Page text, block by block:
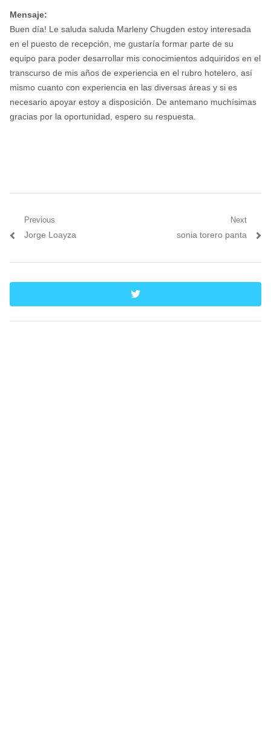
Mensaje:
Buen día! Le saluda saluda Marleny Chugden estoy interesada
en el puesto de recepción, me gustaría formar parte de su
equipo para poder desarrollar mis conocimientos adquiridos en el
transcurso de mis años de experiencia en el rubro hotelero, así
mismo cuanto con experiencia en las diversas áreas y si es
necesario apoyar estoy a disposición. De antemano muchísimas
gracias por la oportunidad, espero su respuesta.
Navegación
de
entradas
Previous
Previous
Jorge Loayza
Next
Next
sonia torero panta
twitter